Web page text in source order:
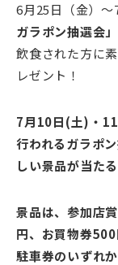
6月25日（金）～
ガラポン抽選会」
飲食された方に
レゼント！
7月10日(土)・
行われるガラポ
しい景品が当た
景品は、 参加店賞
円、 お買物券500
駐車券のいずれか